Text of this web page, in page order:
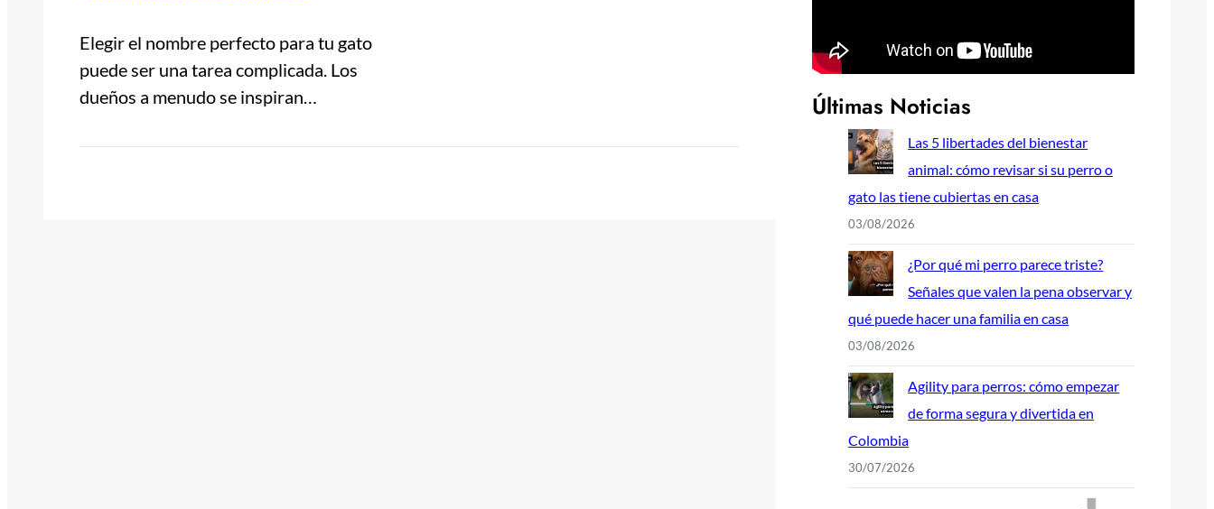
Elegir el nombre perfecto para tu gato
puede ser una tarea complicada. Los
dueños a menudo se inspiran…
Últimas Noticias
Las 5 libertades del bienestar
animal: cómo revisar si su perro o
gato las tiene cubiertas en casa
03/08/2026
¿Por qué mi perro parece triste?
Señales que valen la pena observar y
qué puede hacer una familia en casa
03/08/2026
Agility para perros: cómo empezar
de forma segura y divertida en
Colombia
30/07/2026